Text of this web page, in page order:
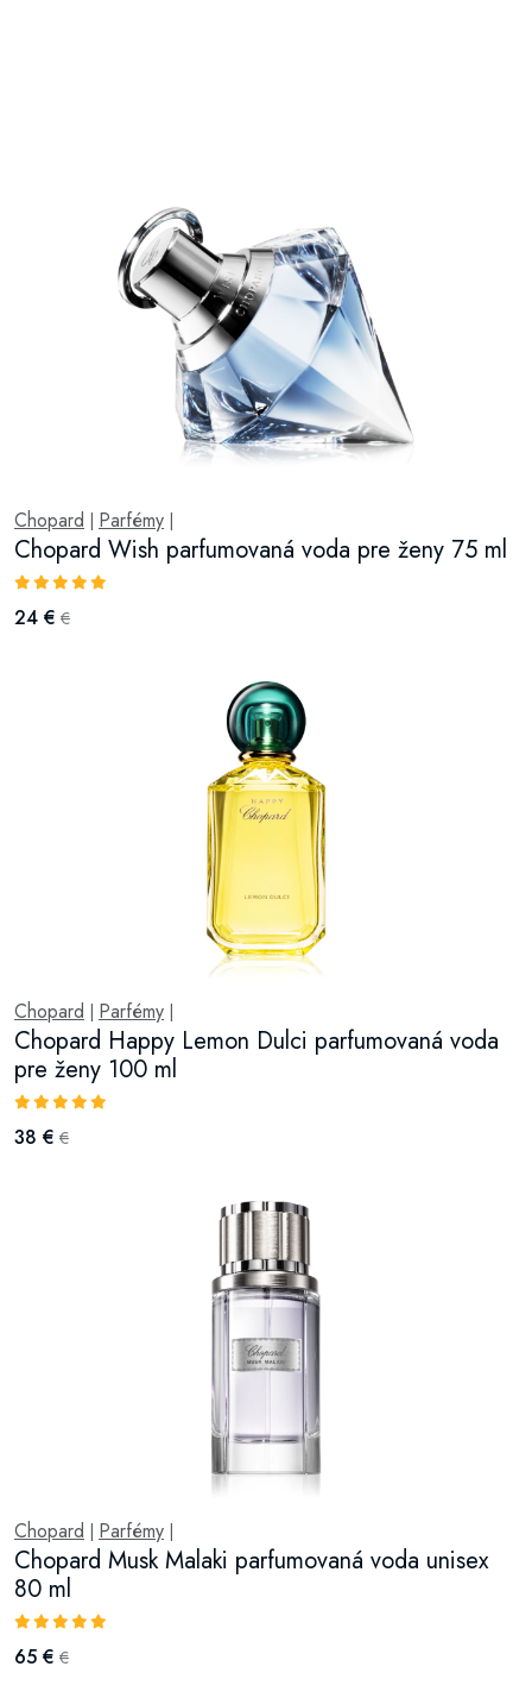
Chopard Parfémy
Chopard Wish parfumovaná voda pre ženy 75 ml
24 € €
Chopard Parfémy
Chopard Happy Lemon Dulci parfumovaná voda
pre ženy 100 ml
38 € €
Chopard Parfémy
Chopard Musk Malaki parfumovaná voda unisex
80 ml
65 € €